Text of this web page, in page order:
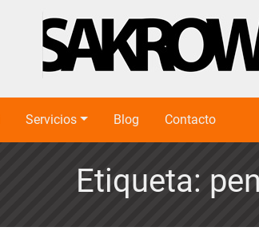
Servicios Blog Contacto
Etiqueta: